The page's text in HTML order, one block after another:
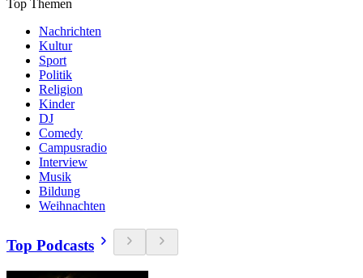
Top Themen
Nachrichten
Kultur
Sport
Politik
Religion
Kinder
DJ
Comedy
Campusradio
Interview
Musik
Bildung
Weihnachten
Top Podcasts